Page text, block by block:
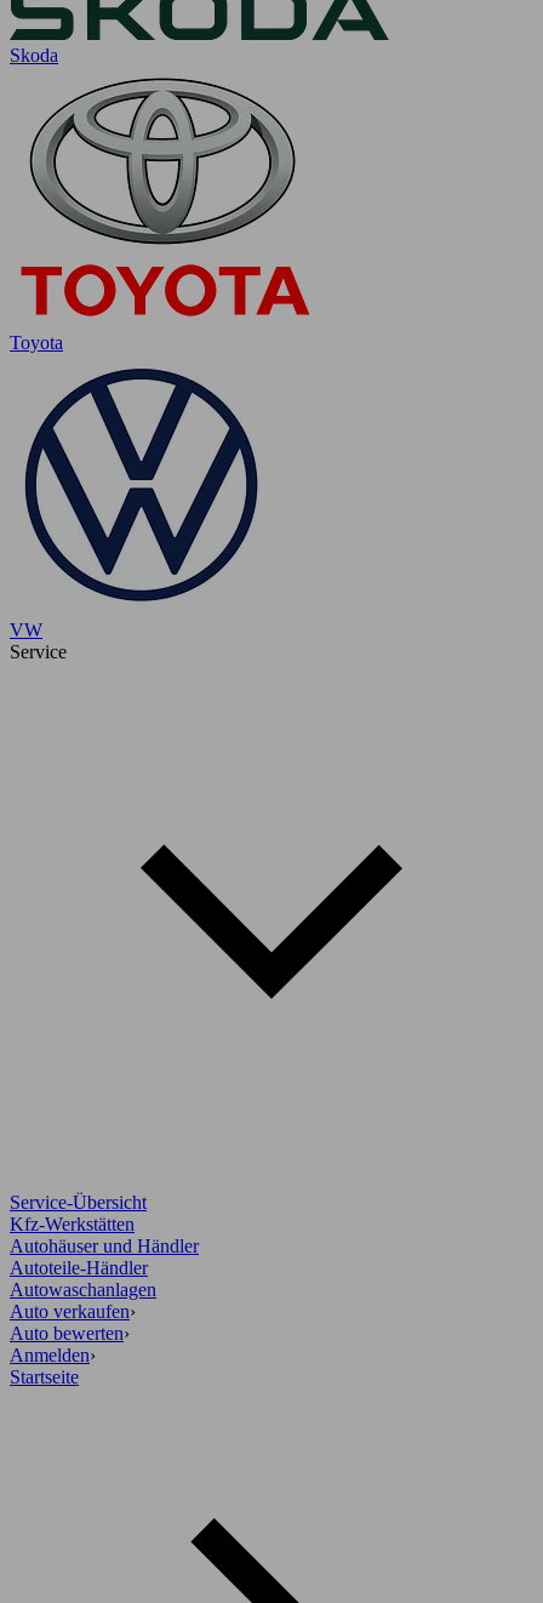
Skoda
Toyota
VW
Service
Service-Übersicht
Kfz-Werkstätten
Autohäuser und Händler
Autoteile-Händler
Autowaschanlagen
Auto verkaufen›
Auto bewerten›
Anmelden›
Startseite